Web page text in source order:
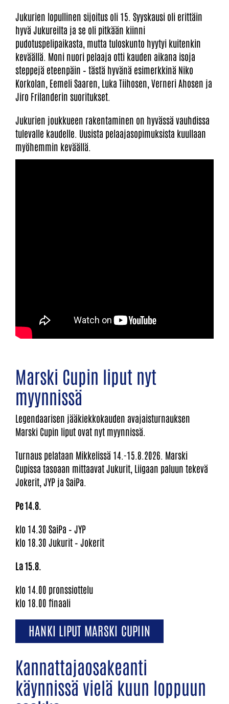
Jukurien lopullinen sijoitus oli 15. Syyskausi oli erittäin
hyvä Jukureilta ja se oli pitkään kiinni
pudotuspelipaikasta, mutta tuloskunto hyytyi kuitenkin
keväällä. Moni nuori pelaaja otti kauden aikana isoja
steppejä eteenpäin – tästä hyvänä esimerkkinä Niko
Korkolan, Eemeli Saaren, Luka Tiihosen, Verneri Ahosen ja
Jiro Frilanderin suoritukset.
Jukurien joukkueen rakentaminen on hyvässä vauhdissa
tulevalle kaudelle. Uusista pelaajasopimuksista kuullaan
myöhemmin keväällä.
Marski Cupin liput nyt
myynnissä
Legendaarisen jääkiekkokauden avajaisturnauksen
Marski Cupin liput ovat nyt myynnissä.
Turnaus pelataan Mikkelissä 14.-15.8.2026. Marski
Cupissa tasoaan mittaavat Jukurit, Liigaan paluun tekevä
Jokerit, JYP ja SaiPa.
Pe 14.8.
klo 14.30 SaiPa – JYP
klo 18.30 Jukurit – Jokerit
La 15.8.
klo 14.00 pronssiottelu
klo 18.00 finaali
HANKI LIPUT MARSKI CUPIIN
Kannattajaosakeanti
käynnissä vielä kuun loppuun